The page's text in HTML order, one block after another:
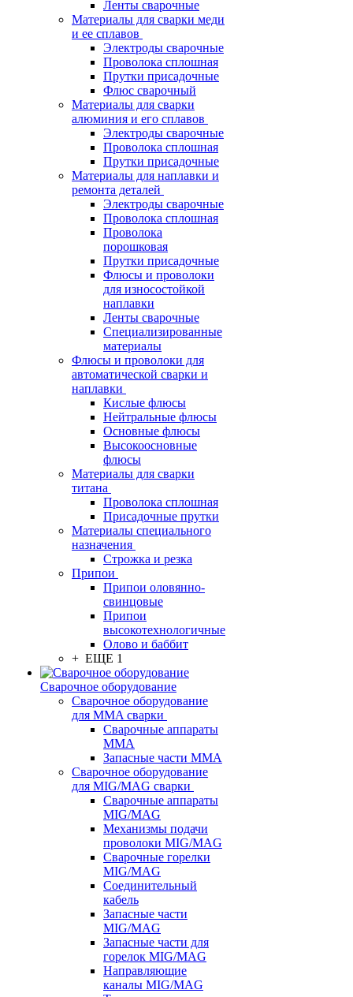
Ленты сварочные
Материалы для сварки меди
и ее сплавов
Электроды сварочные
Проволока сплошная
Прутки присадочные
Флюс сварочный
Материалы для сварки
алюминия и его сплавов
Электроды сварочные
Проволока сплошная
Прутки присадочные
Материалы для наплавки и
ремонта деталей
Электроды сварочные
Проволока сплошная
Проволока
порошковая
Прутки присадочные
Флюсы и проволоки
для износостойкой
наплавки
Ленты сварочные
Специализированные
материалы
Флюсы и проволоки для
автоматической сварки и
наплавки
Кислые флюсы
Нейтральные флюсы
Основные флюсы
Высокоосновные
флюсы
Материалы для сварки
титана
Проволока сплошная
Присадочные прутки
Материалы специального
назначения
Строжка и резка
Припои
Припои оловянно-
свинцовые
Припои
высокотехнологичные
Олово и баббит
+ ЕЩЕ 1
Сварочное оборудование
Сварочное оборудование
для MMA сварки
Сварочные аппараты
MMA
Запасные части MMA
Сварочное оборудование
для MIG/MAG сварки
Сварочные аппараты
MIG/MAG
Механизмы подачи
проволоки MIG/MAG
Сварочные горелки
MIG/MAG
Соединительный
кабель
Запасные части
MIG/MAG
Запасные части для
горелок MIG/MAG
Направляющие
каналы MIG/MAG